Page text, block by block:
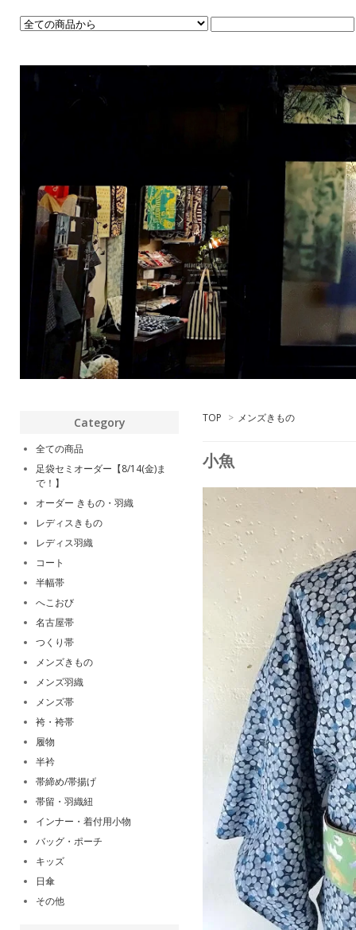
TOP > メンズきもの
小魚
Category
全ての商品
足袋セミオーダー【8/14(金)ま
で！】
オーダー きもの・羽織
レディスきもの
レディス羽織
コート
半幅帯
へこおび
名古屋帯
つくり帯
メンズきもの
メンズ羽織
メンズ帯
袴・袴帯
履物
半衿
帯締め/帯揚げ
帯留・羽織紐
インナー・着付用小物
バッグ・ポーチ
キッズ
日傘
その他